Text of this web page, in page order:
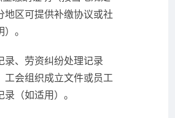
地区可提供补缴协议或社
。
录、劳资纠纷处理记录
工会组织成立文件或员工
录（如适用）。